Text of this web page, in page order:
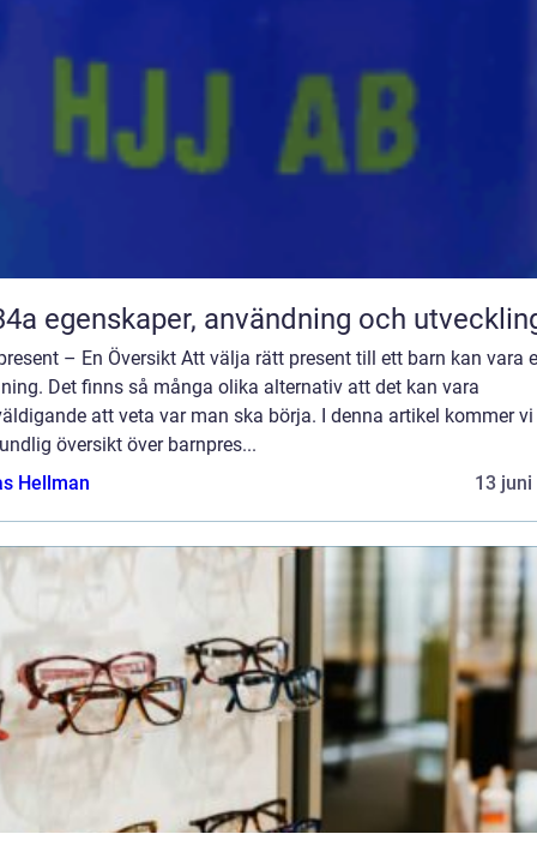
R134a egenskaper, användning och
– En Översikt Att välja rätt present till ett barn kan vara
Det finns så många olika alternativ att det kan vara
att veta var man ska börja. I denna artikel kommer vi
översikt över barnpres...
Hellman
13 juni